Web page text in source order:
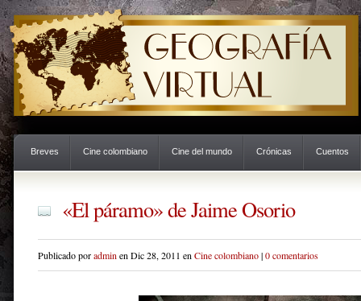
Breves Cine colombiano Cine del mundo Crónicas Cuentos
«El páramo» de Jaime Osorio
Publicado poradmin en Dic 28, 2011 en Cine colombiano|0 comentarios